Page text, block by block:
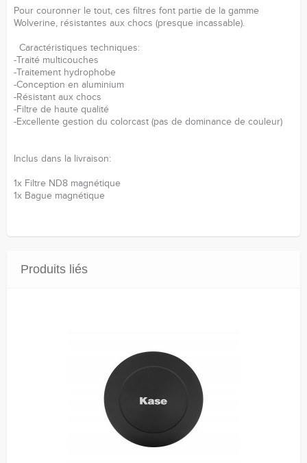
Pour couronner le tout, ces filtres font partie de la gamme
Wolverine, résistantes aux chocs (presque incassable).
Caractéristiques techniques:
-Traité multicouches
-Traitement hydrophobe
-Conception en aluminium
-Résistant aux chocs
-Filtre de haute qualité
-Excellente gestion du colorcast (pas de dominance de couleur)
Inclus dans la livraison:
1x Filtre ND8 magnétique
1x Bague magnétique
Produits liés